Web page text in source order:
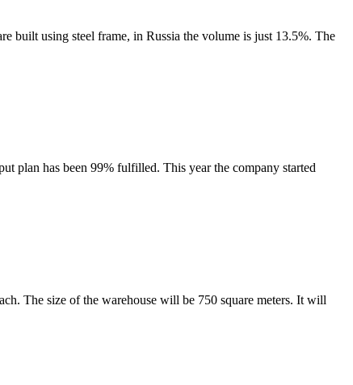
built using steel frame, in Russia the volume is just 13.5%. The
plan has been 99% fulfilled. This year the company started
The size of the warehouse will be 750 square meters. It will